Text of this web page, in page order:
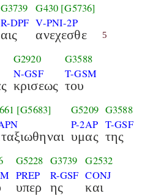
G3739
R-DPF
αις
G430 [G5736]
V-PNI-2P
ανεχεσθε 5
G2920
N-GSF
κρισεως
G3588
T-GSM
του
[G5683]
G5209
P-2AP
υμας
G3588
T-GSF
της
G5228
PREP
υπερ
G3739
R-GSF
ης
G2532
CONJ
και